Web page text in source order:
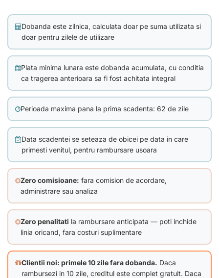
Dobanda este zilnica, calculata doar pe suma utilizata si
doar pentru zilele de utilizare
Plata minima lunara este dobanda acumulata, cu conditia
ca tragerea anterioara sa fi fost achitata integral
Perioada maxima pana la prima scadenta: 62 de zile
Data scadentei se seteaza de obicei pe data in care
primesti venitul, pentru rambursare usoara
Zero comisioane: fara comision de acordare,
administrare sau analiza
Zero penalitati la rambursare anticipata — poti inchide
linia oricand, fara costuri suplimentare
Clientii noi: primele 10 zile fara dobanda. Daca
rambursezi in 10 zile, creditul este complet gratuit. Daca